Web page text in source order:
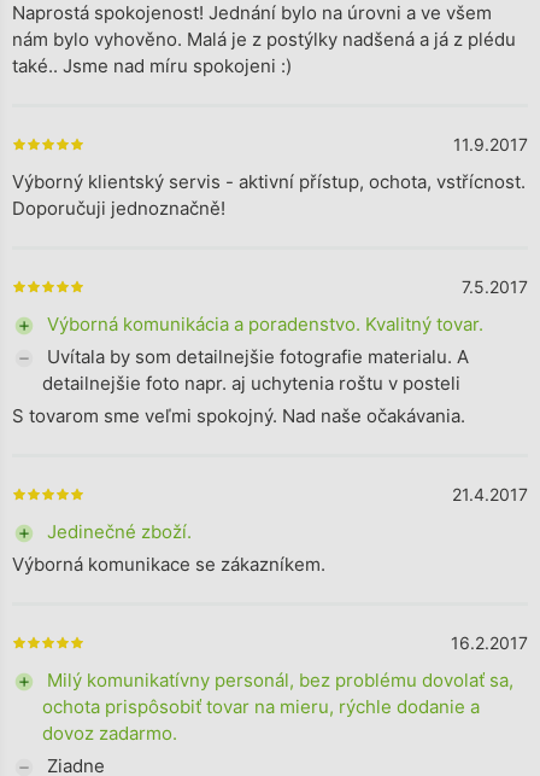
Naprostá spokojenost! Jednání bylo na úrovni a ve všem
nám bylo vyhověno. Malá je z postýlky nadšená a já z plédu
také.. Jsme nad míru spokojeni :)
The store rating is 5 out of 5 stars. 11.9.2017
Výborný klientský servis - aktivní přístup, ochota, vstřícnost.
Doporučuji jednoznačně!
The store rating is 5 out of 5 stars. 7.5.2017
+ Výborná komunikácia a poradenstvo. Kvalitný tovar.
- Uvítala by som detailnejšie fotografie materialu. A
detailnejšie foto napr. aj uchytenia roštu v posteli
S tovarom sme veľmi spokojný. Nad naše očakávania.
The store rating is 5 out of 5 stars. 21.4.2017
+ Jedinečné zboží.
Výborná komunikace se zákazníkem.
The store rating is 5 out of 5 stars. 16.2.2017
+ Milý komunikatívny personál, bez problému dovolať sa,
ochota prispôsobiť tovar na mieru, rýchle dodanie a
dovoz zadarmo.
- Ziadne